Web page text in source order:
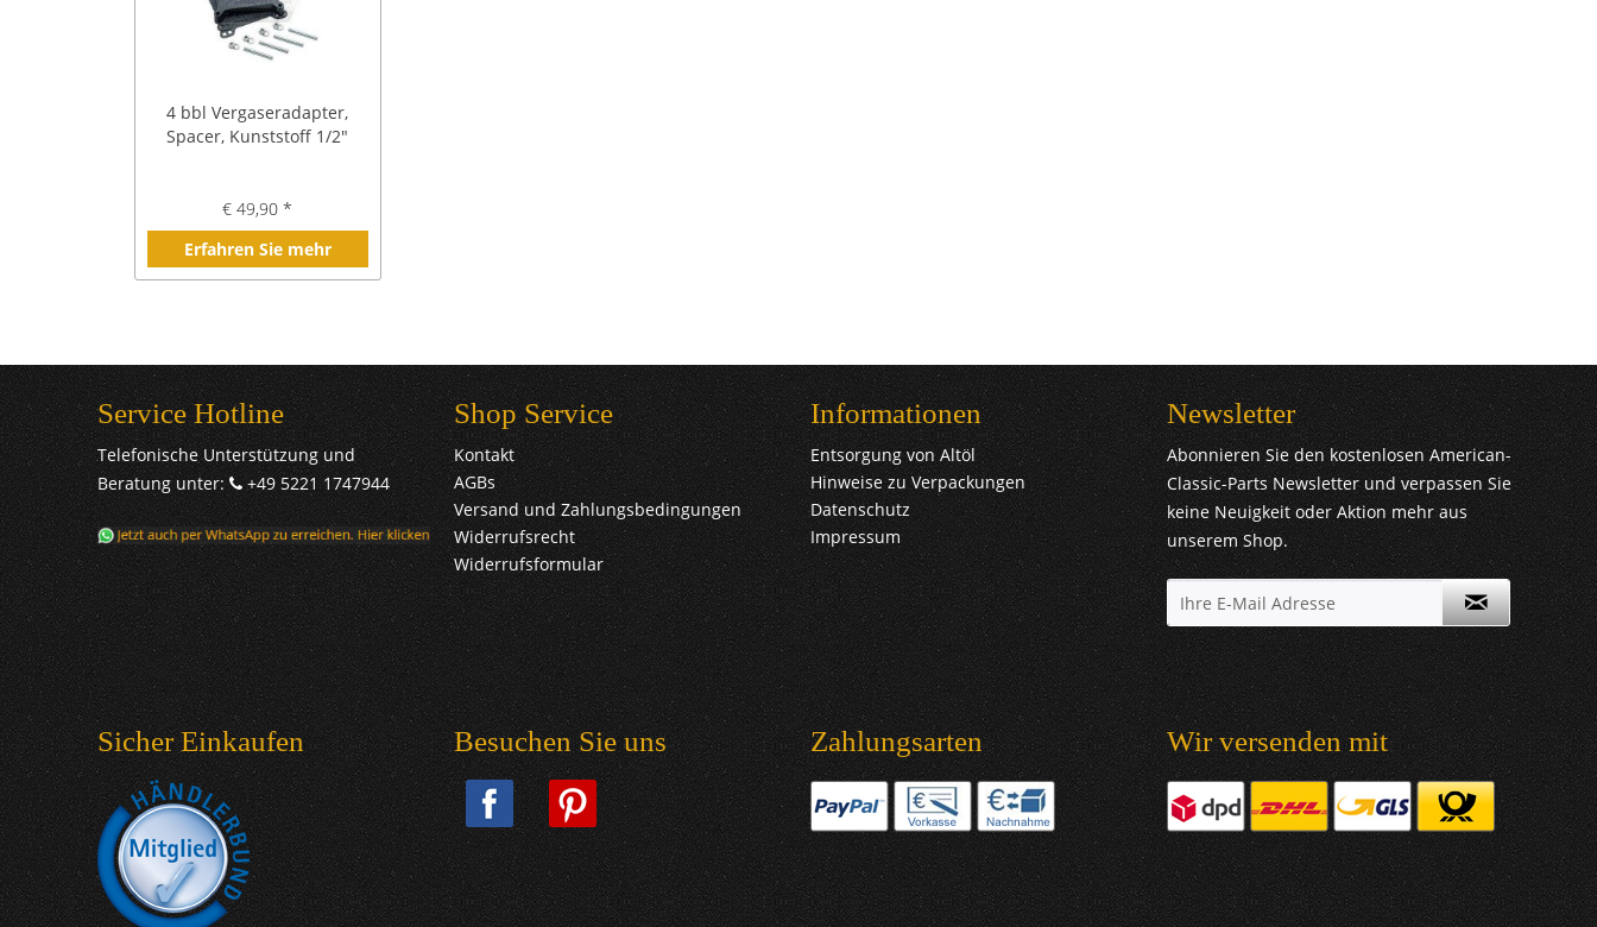
4 bbl Vergaseradapter,
Spacer, Kunststoff 1/2"
€ 49,90 *
Erfahren Sie mehr
Service Hotline
Telefonische Unterstützung und
Beratung unter:
+49 5221 1747944
Shop Service
Kontakt
AGBs
Versand und Zahlungsbedingungen
Widerrufsrecht
Widerrufsformular
Informationen
Entsorgung von Altöl
Hinweise zu Verpackungen
Datenschutz
Impressum
Newsletter
Abonnieren Sie den kostenlosen American-
Classic-Parts Newsletter und verpassen Sie
keine Neuigkeit oder Aktion mehr aus
unserem Shop.
Sicher Einkaufen Besuchen Sie uns Zahlungsarten Wir versenden mit